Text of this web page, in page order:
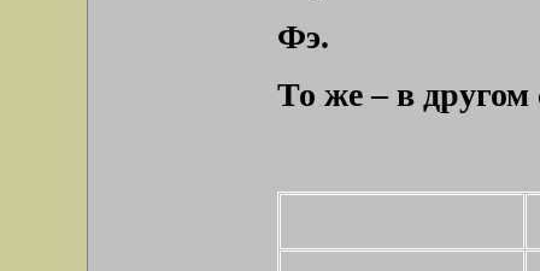
Фэ.
То же – в другом